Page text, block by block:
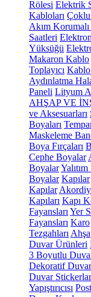
Rölesi Elektrik
Kabloları
Akım
Saatleri
Yüksüğü
Makaron Kablo
Toplayıcı Kablo
Aydınlatma
Paneli Lityum
AHŞAP VE
ve Aksesuarları
Boyaları
Maskeleme
Boya Fırçaları
Cephe Boyalar
BoyalarYalıtım
Boyalar Kapılar
Kapılar
Kapıları Kapı
Fayansları Yer
Fayansları Karo
Tezgahları
Duvar Ürünleri
3 Boyutlu
Dekoratif Duvar
Duvar
Yapıştırıcısı